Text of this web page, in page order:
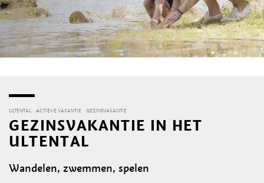
ULTENTAL ACTIEVE VAKANTIE GEZINSVAKANTIE
GEZINSVAKANTIE IN HET
ULTENTAL
Wandelen, zwemmen, spelen